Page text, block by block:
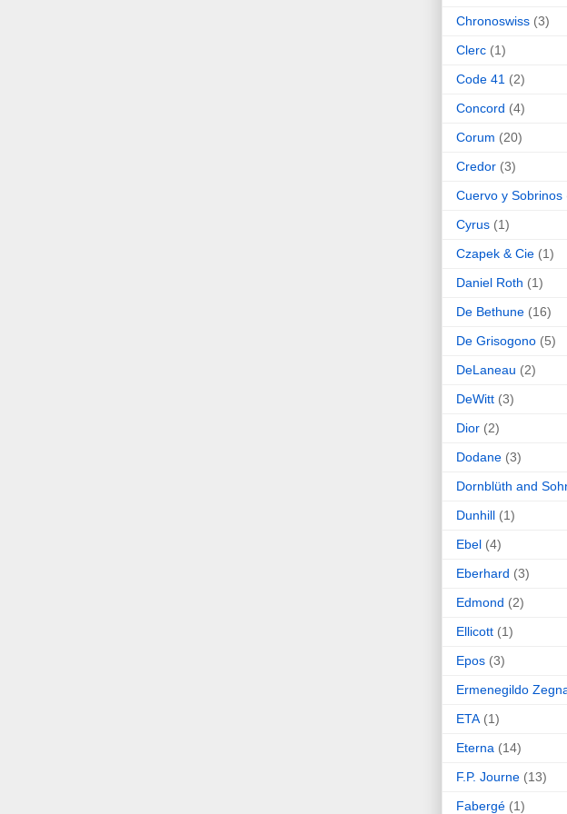
Chronoswiss (3)
Clerc (1)
Code 41 (2)
Concord (4)
Corum (20)
Credor (3)
Cuervo y Sobrinos
Cyrus (1)
Czapek & Cie (1)
Daniel Roth (1)
De Bethune (16)
De Grisogono (5)
DeLaneau (2)
DeWitt (3)
Dior (2)
Dodane (3)
Dornblüth and
Dunhill (1)
Ebel (4)
Eberhard (3)
Edmond (2)
Ellicott (1)
Epos (3)
Ermenegildo
ETA (1)
Eterna (14)
F.P. Journe (13)
Fabergé (1)